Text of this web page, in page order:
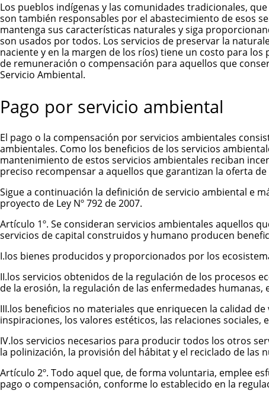
Los pueblos indígenas y las comunidades tradicionales,
son también responsables por el abastecimiento de esos
mantenga sus características naturales y siga
son usados por todos. Los servicios de preservar la
naciente y en la margen de los ríos) tiene un costo para
de remuneración o compensación para aquellos que
Servicio Ambiental.
Pago por servicio ambiental
El pago o la compensación por servicios ambientales
ambientales. Como los beneficios de los servicios
mantenimiento de estos servicios ambientales reciban
preciso recompensar a aquellos que garantizan la oferta
Sigue a continuación la definición de servicio ambiental e
proyecto de Ley Nº 792 de 2007.
Artículo 1º. Se consideran servicios ambientales aquellos
servicios de capital construidos y humano producen
I.los bienes producidos y proporcionados por los
II.los servicios obtenidos de la regulación de los procesos
de la erosión, la regulación de las enfermedades
III.los beneficios no materiales que enriquecen la calidad
inspiraciones, los valores estéticos, las relaciones
IV.los servicios necesarios para producir todos los otros
la polinización, la provisión del hábitat y el reciclado de las
Artículo 2º. Todo aquel que, de forma voluntaria, emplee
pago o compensación, conforme lo establecido en la